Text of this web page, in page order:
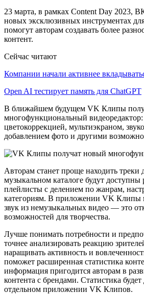
23 марта, в рамках Content Day 2023,
новых эксклюзивных инструментах
помогут авторам создавать более
контент.
Сейчас читают
Компании начали активнее
Open AI тестирует память для ChatGPT
В ближайшем будущем VK Клипы
многофункциональный
цветокоррекцией, мультиэкраном,
добавлением фото и другими
Авторам станет проще находить треки
музыкальном каталоге будут
плейлисты с делением по жанрам,
категориям. В приложении VK Клипы
звук из немузыкальных видео — это
возможностей для творчества.
Лучше понимать потребности и
точнее анализировать реакцию
наращивать активность и
поможет расширенная статистика
информация пригодится авторам в
контента с брендами. Статистика будет
отдельном приложении VK Клипов.